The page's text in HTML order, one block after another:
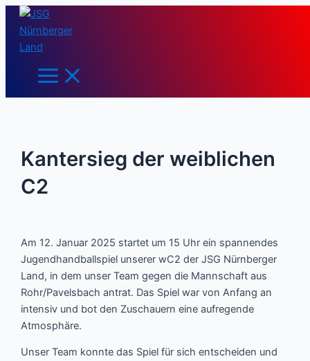
Zum
Inhalt
springen
Main
Menu
Kantersieg der weiblichen
C2
Am 12. Januar 2025 startet um 15 Uhr ein spannendes
Jugendhandballspiel unserer wC2 der JSG Nürnberger
Land, in dem unser Team gegen die Mannschaft aus
Rohr/Pavelsbach antrat. Das Spiel war von Anfang an
intensiv und bot den Zuschauern eine aufregende
Atmosphäre.
Unser Team konnte das Spiel für sich entscheiden und
Post
navigation